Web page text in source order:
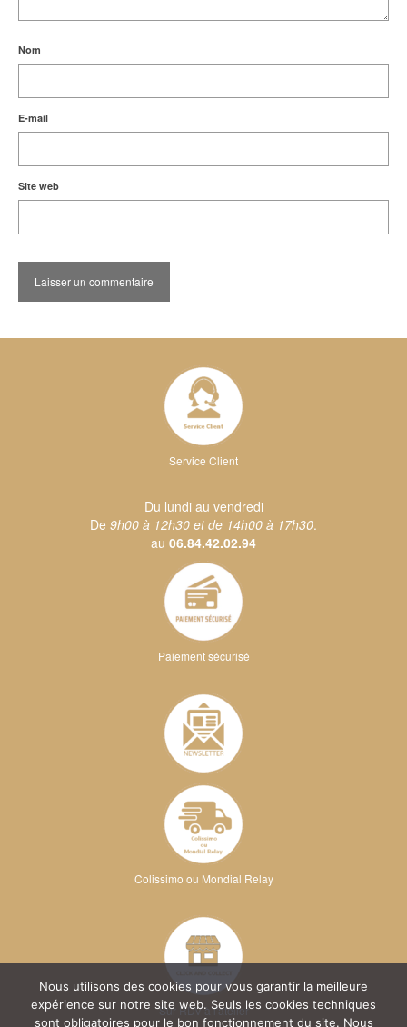
Nom
E-mail
Site web
Service Client
Du lundi au vendredi
De 9h00 à 12h30 et de 14h00 à 17h30.
au 06.84.42.02.94
Paiement sécurisé
Colissimo ou Mondial Relay
Sur RDV à l'atelier
Nous utilisons des cookies pour vous garantir la meilleure
expérience sur notre site web. Seuls les cookies techniques
sont obligatoires pour le bon fonctionnement du site. Nous